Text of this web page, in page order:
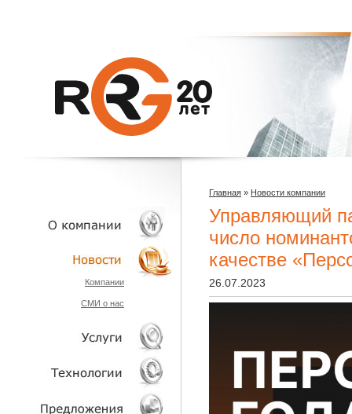
О КОМПАНИИ
НОВОСТИ
Компании
СМИ о нас
УСЛУГИ
Главная » Новости компании
Управляющий
число
качестве
26.07.2023